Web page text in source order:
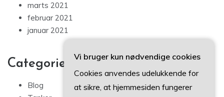
marts 2021
februar 2021
januar 2021
Categories
Blog
Vi bruger kun nødvendige cookies
Cookies anvendes udelukkende for
at sikre, at hjemmesiden fungerer